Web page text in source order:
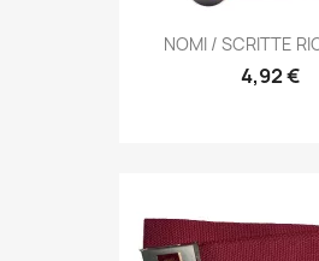

NOMI / SCRITTE
4,92 €